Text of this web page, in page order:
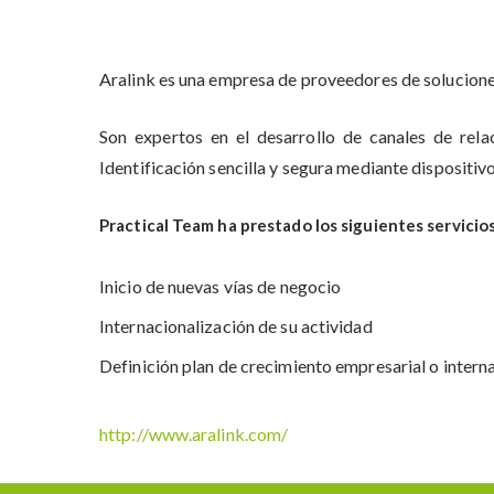
Aralink es una empresa de proveedores de
Son expertos en el desarrollo de canales de
Identificación sencilla y segura mediante
Practical Team ha prestado los siguientes
Inicio de nuevas vías de negocio
Internacionalización de su actividad
Definición plan de crecimiento empresarial o
http://www.aralink.com/